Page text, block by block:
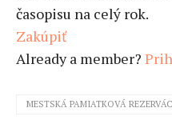
časopisu na celý rok.
Zakúpiť
Already a member?
MESTSKÁ PAMIATKOVÁ